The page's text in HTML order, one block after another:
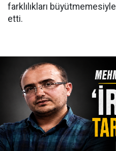
farklılıkları
etti.